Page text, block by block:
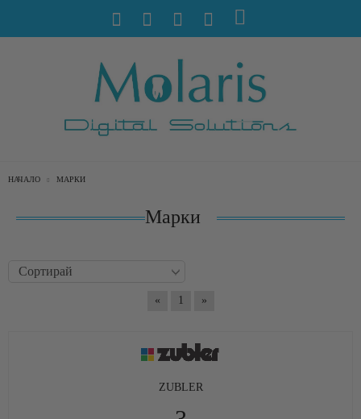
НАЧАЛО МАРКИ
Марки
« 1 »
ZUBLER